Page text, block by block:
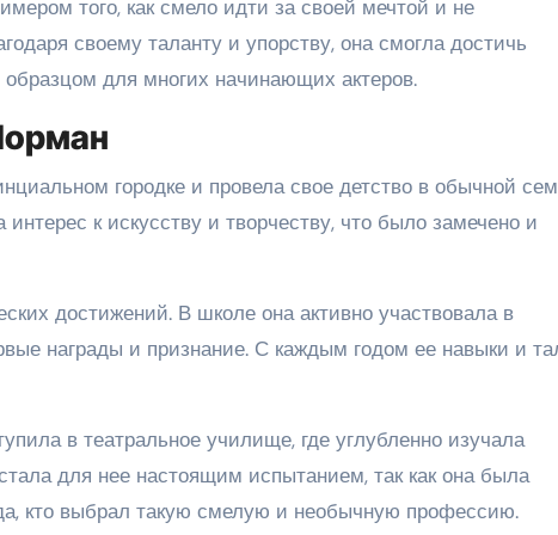
того, как смело идти за своей мечтой и не
своему таланту и упорству, она смогла достичь
для многих начинающих актеров.
городке и провела свое детство в обычной
к искусству и творчеству, что было замечено и
достижений. В школе она активно участвовала в
награды и признание. С каждым годом ее навыки и
в театральное училище, где углубленно изучала
для нее настоящим испытанием, так как она была
кто выбрал такую смелую и необычную профессию.